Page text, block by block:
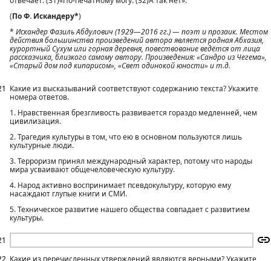
(По Ф. Искандеру*)
* Искандер Фазиль Абдулович (1929—2016 гг.) — поэт и прозаик. Местом
действия большинства произведений автора является родная Абхазия,
курортный Сухум или горная деревня, повествование ведётся от лица
рассказчика, близкого самому автору. Произведения: «Сандро из Чегема»,
«Старый дом под кипарисом», «Свет одинокой юности» и т.д.
Какие из высказываний соответствуют содержанию текста? Укажите
номера ответов.
1. Нравственная брезгливость развивается гораздо медленней, чем
цивилизация.
2. Трагедия культуры в том, что ею в основном пользуются лишь
культурные люди.
3. Терроризм принял международный характер, потому что народы
мира усваивают общечеловеческую культуру.
4. Народ активно воспринимает псевдокультуру, которую ему
насаждают глупые книги и СМИ.
5. Техническое развитие нашего общества совпадает с развитием
культуры.
Какие из перечисленных утверждений являются верными? Укажите